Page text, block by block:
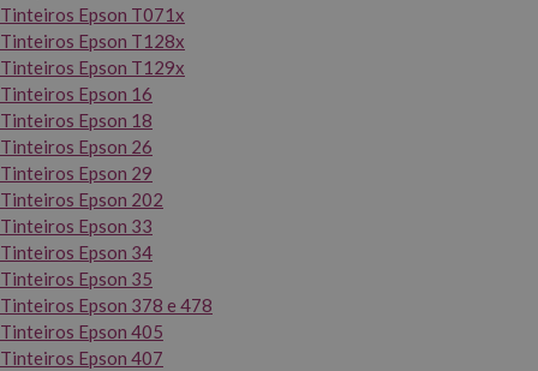
Tinteiros Epson T071x
Tinteiros Epson T128x
Tinteiros Epson T129x
Tinteiros Epson 16
Tinteiros Epson 18
Tinteiros Epson 26
Tinteiros Epson 29
Tinteiros Epson 202
Tinteiros Epson 33
Tinteiros Epson 34
Tinteiros Epson 35
Tinteiros Epson 378 e 478
Tinteiros Epson 405
Tinteiros Epson 407